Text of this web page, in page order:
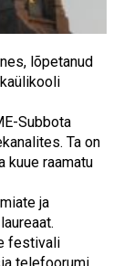
lõpetanud
Subbota
Ta on
kuue raamatu
ja
festivali